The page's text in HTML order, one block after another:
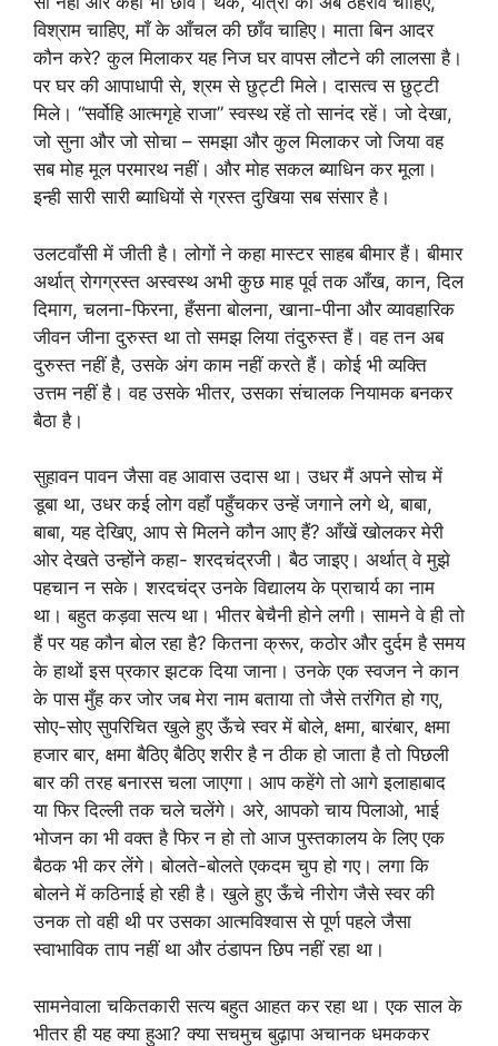
विश्राम चाहिए, माँ के आँचल की छाँव चाहिए। माता बिन आदर
कौन करे? कुल मिलाकर यह निज घर वापस लौटने की लालसा है।
पर घर की आपाधापी से, श्रम से छुट्टी मिले। दासत्व स छुट्टी
मिले। “सर्वोहि आत्मगृहे राजा” स्वस्थ रहें तो सानंद रहें। जो देखा,
जो सुना और जो सोचा – समझा और कुल मिलाकर जो जिया वह
सब मोह मूल परमारथ नहीं। और मोह सकल ब्याधिन कर मूला।
इन्ही सारी सारी ब्याधियों से ग्रस्त दुखिया सब संसार है।
उलटवाँसी में जीती है। लोगों ने कहा मास्टर साहब बीमार हैं। बीमार
अर्थात् रोगग्रस्त अस्वस्थ अभी कुछ माह पूर्व तक आँख, कान, दिल
दिमाग, चलना-फिरना, हँसना बोलना, खाना-पीना और व्यावहारिक
जीवन जीना दुरुस्त था तो समझ लिया तंदुरुस्त हैं। वह तन अब
दुरुस्त नहीं है, उसके अंग काम नहीं करते हैं। कोई भी व्यक्ति
उत्तम नहीं है। वह उसके भीतर, उसका संचालक नियामक बनकर
बैठा है।
सुहावन पावन जैसा वह आवास उदास था। उधर मैं अपने सोच में
डूबा था, उधर कई लोग वहाँ पहुँचकर उन्हें जगाने लगे थे, बाबा,
बाबा, यह देखिए, आप से मिलने कौन आए हैं? आँखें खोलकर मेरी
ओर देखते उन्होंने कहा- शरदचंद्रजी। बैठ जाइए। अर्थात् वे मुझे
पहचान न सके। शरदचंद्र उनके विद्यालय के प्राचार्य का नाम
था। बहुत कड़वा सत्य था। भीतर बेचैनी होने लगी। सामने वे ही तो
हैं पर यह कौन बोल रहा है? कितना क्रूर, कठोर और दुर्दम है समय
के हाथों इस प्रकार झटक दिया जाना। उनके एक स्वजन ने कान
के पास मुँह कर जोर जब मेरा नाम बताया तो जैसे तरंगित हो गए,
सोए-सोए सुपरिचित खुले हुए ऊँचे स्वर में बोले, क्षमा, बारंबार, क्षमा
हजार बार, क्षमा बैठिए बैठिए शरीर है न ठीक हो जाता है तो पिछली
बार की तरह बनारस चला जाएगा। आप कहेंगे तो आगे इलाहाबाद
या फिर दिल्ली तक चले चलेंगे। अरे, आपको चाय पिलाओ, भाई
भोजन का भी वक्त है फिर न हो तो आज पुस्तकालय के लिए एक
बैठक भी कर लेंगे। बोलते-बोलते एकदम चुप हो गए। लगा कि
बोलने में कठिनाई हो रही है। खुले हुए ऊँचे नीरोग जैसे स्वर की
उनक तो वही थी पर उसका आत्मविश्वास से पूर्ण पहले जैसा
स्वाभाविक ताप नहीं था और ठंडापन छिप नहीं रहा था।
सामनेवाला चकितकारी सत्य बहुत आहत कर रहा था। एक साल के
भीतर ही यह क्या हुआ? क्या सचमुच बुढ़ापा अचानक धमककर